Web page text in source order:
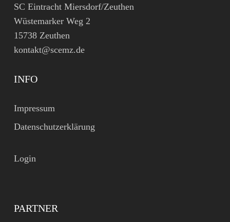
SC Eintracht Miersdorf/Zeuthen
Wüstemarker Weg 2
15738 Zeuthen
kontakt@scemz.de
INFO
Impressum
Datenschutzerklärung
Login
PARTNER